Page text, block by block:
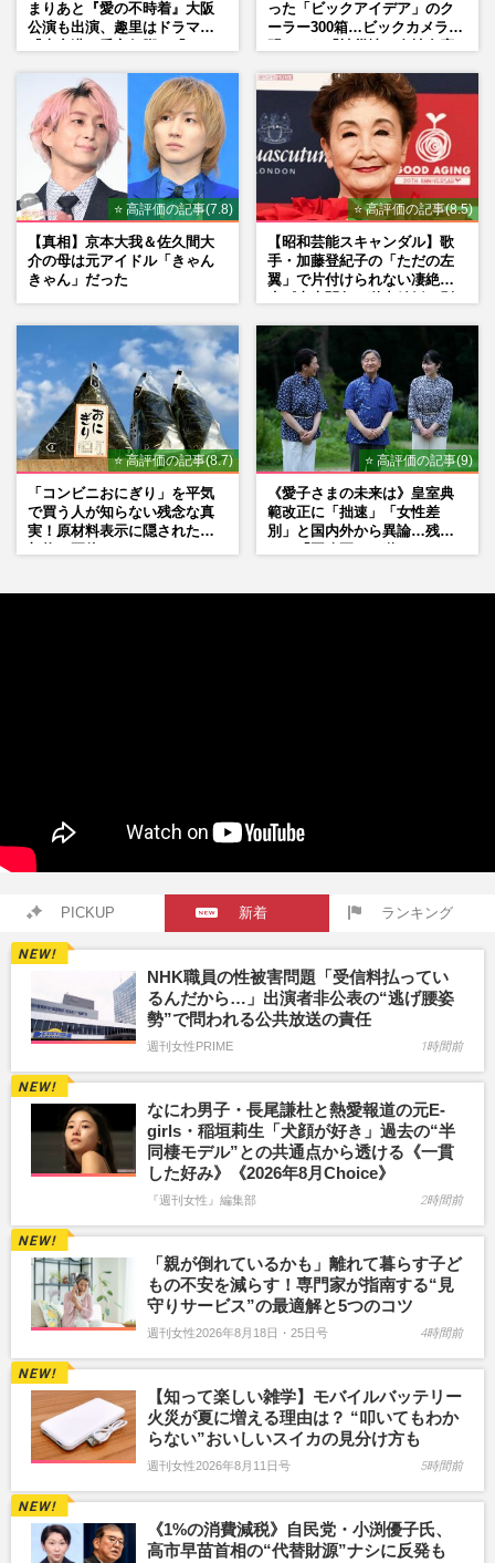
まりあと『愛の不時着』大阪
公演も出演、趣里はドラマ
った「ビックアイデア」のク
ーラー300箱…ビックカメラが
⭐ 高評価の記事(7.8)
【真相】京本大我＆佐久間大
介の母は元アイドル「きゃん
きゃん」だった
⭐ 高評価の記事(8.5)
【昭和芸能スキャンダル】歌
手・加藤登紀子の「ただの左
翼」で片付けられない凄絶半
⭐ 高評価の記事(8.7)
「コンビニおにぎり」を平気
で買う人が知らない残念な真
実！原材料表示に隠された添
⭐ 高評価の記事(9)
《愛子さまの未来は》皇室典
範改正に「拙速」「女性差
別」と国内外から異論…残さ
PICKUP 新着 ランキング
NHK職員の性被害問題「受信料払ってい
るんだから…」出演者非公表の“逃げ腰姿
勢”で問われる公共放送の責任
週刊女性PRIME 1時間前
なにわ男子・長尾謙杜と熱愛報道の元E-
girls・稲垣莉生「犬顔が好き」過去の“半
同棲モデル”との共通点から透ける《一貫
した好み》《2026年8月Choice》
『週刊女性』編集部 2時間前
「親が倒れているかも」離れて暮らす子ど
もの不安を減らす！専門家が指南する“見
守りサービス”の最適解と5つのコツ
週刊女性2026年8月18日・25日号 4時間前
【知って楽しい雑学】モバイルバッテリー
火災が夏に増える理由は？ “叩いてもわか
らない”おいしいスイカの見分け方も
週刊女性2026年8月11日号 5時間前
《1%の消費減税》自民党・小渕優子氏、
高市早苗首相の“代替財源”ナシに反発も